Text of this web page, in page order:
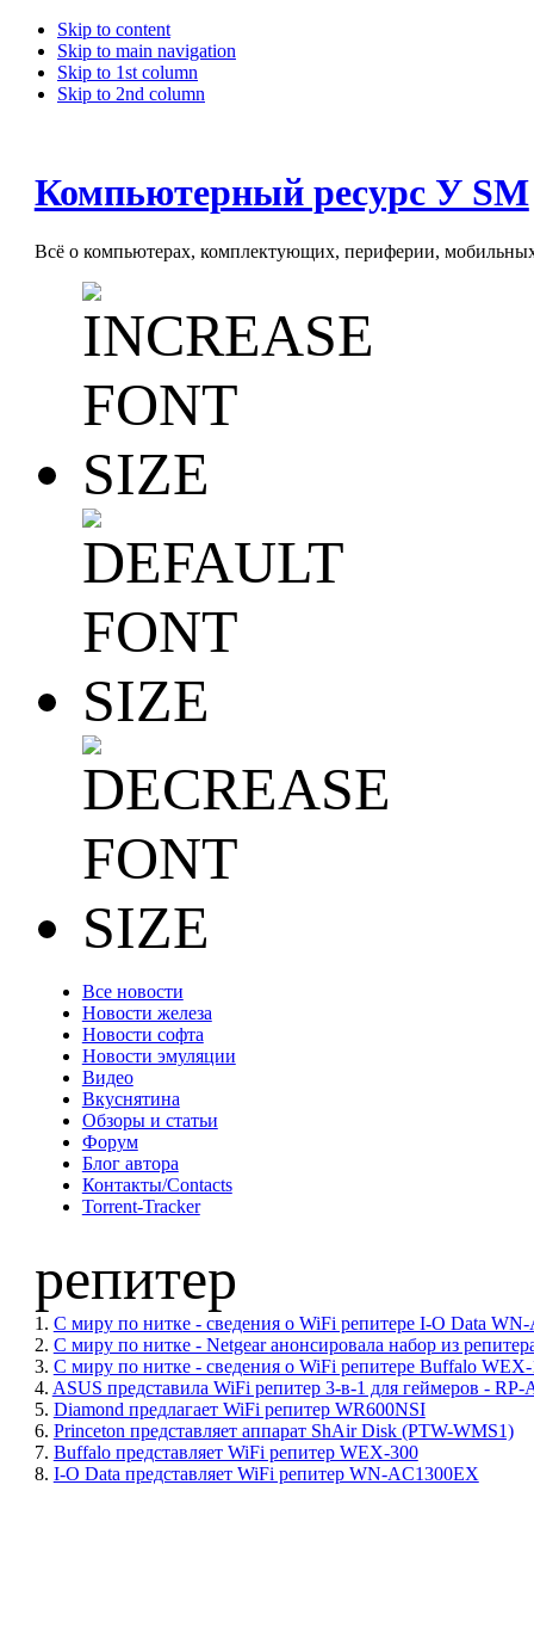
Skip to content
Skip to main navigation
Skip to 1st column
Skip to 2nd column
Компьютерный ресурс У SM
Всё о компьютерах, комплектующих, периферии, мобильных
Все новости
Новости железа
Новости софта
Новости эмуляции
Видео
Вкуснятина
Обзоры и статьи
Форум
Блог автора
Контакты/Contacts
Torrent-Tracker
репитер
1. С миру по нитке - сведения о WiFi репитере I-O Data
2. С миру по нитке - Netgear анонсировала набор из
3. С миру по нитке - сведения о WiFi репитере Buffalo
4. ASUS представила WiFi репитер 3-в-1 для геймеров - RP-
5. Diamond предлагает WiFi репитер WR600NSI
6. Princeton представляет аппарат ShAir Disk (PTW-WMS1)
7. Buffalo представляет WiFi репитер WEX-300
8. I-O Data представляет WiFi репитер WN-AC1300EX